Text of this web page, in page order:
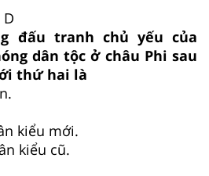
đấu tranh chủ yếu của
dân tộc ở châu Phi sau
thứ hai là
kiến.
kiểu mới.
kiểu cũ.